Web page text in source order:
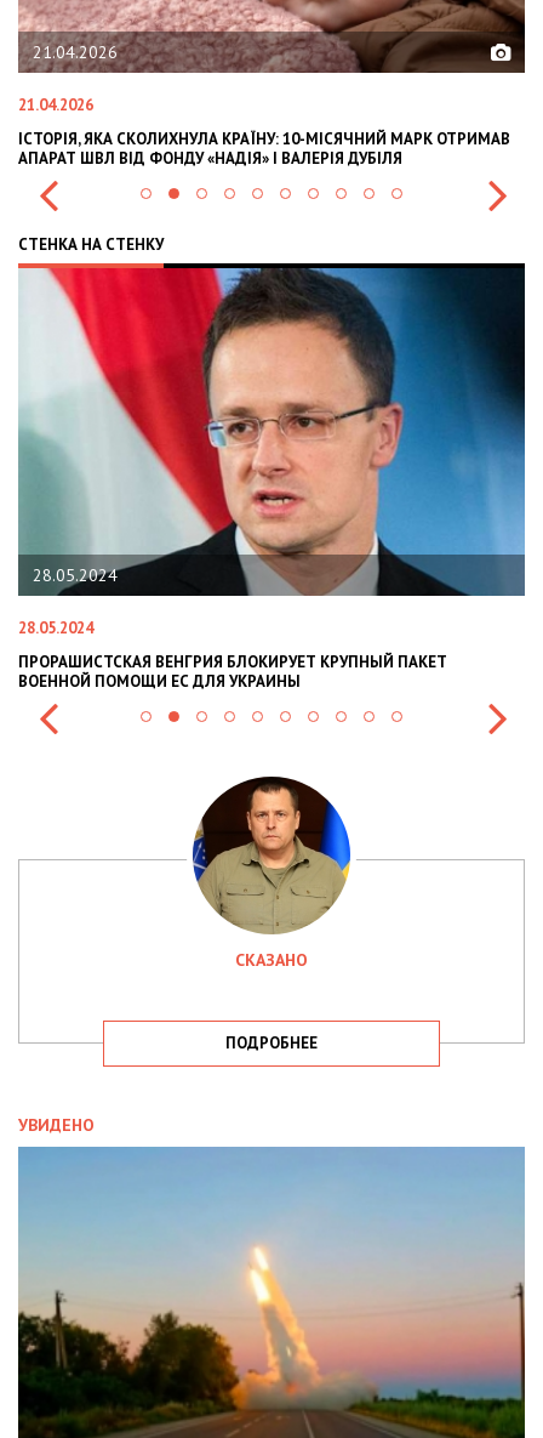
21.04.2026
21.04.2026
ІСТОРІЯ, ЯКА СКОЛИХНУЛА КРАЇНУ: 10-МІСЯЧНИЙ МАРК ОТРИМАВ
АПАРАТ ШВЛ ВІД ФОНДУ «НАДІЯ» І ВАЛЕРІЯ ДУБІЛЯ
СТЕНКА НА СТЕНКУ
28.05.2024
28.05.2024
ПРОРАШИСТСКАЯ ВЕНГРИЯ БЛОКИРУЕТ КРУПНЫЙ ПАКЕТ
ВОЕННОЙ ПОМОЩИ ЕС ДЛЯ УКРАИНЫ
СКАЗАНО
ПОДРОБНЕЕ
УВИДЕНО